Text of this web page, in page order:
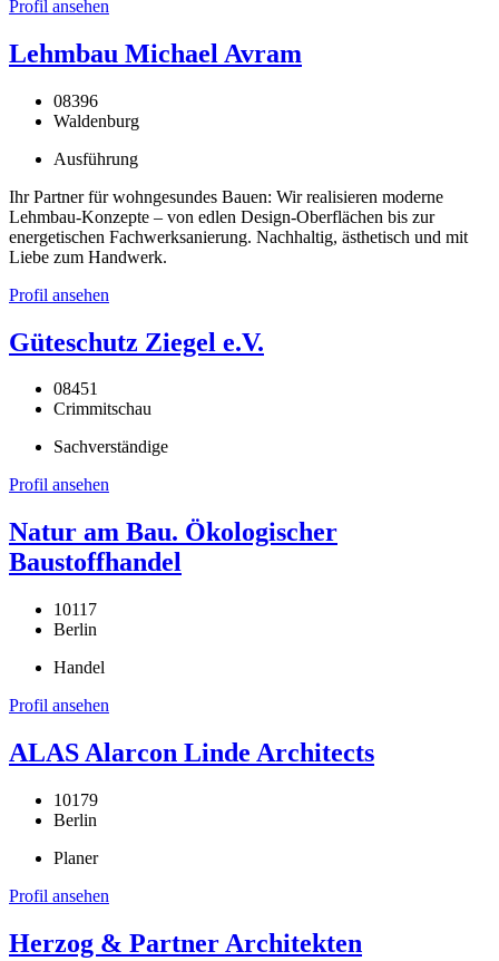
Profil ansehen
Lehmbau Michael Avram
08396
Waldenburg
Ausführung
Ihr Partner für wohngesundes Bauen: Wir realisieren moderne
Lehmbau-Konzepte – von edlen Design-Oberflächen bis zur
energetischen Fachwerksanierung. Nachhaltig, ästhetisch und mit
Liebe zum Handwerk.
Profil ansehen
Güteschutz Ziegel e.V.
08451
Crimmitschau
Sachverständige
Profil ansehen
Natur am Bau. Ökologischer
Baustoffhandel
10117
Berlin
Handel
Profil ansehen
ALAS Alarcon Linde Architects
10179
Berlin
Planer
Profil ansehen
Herzog & Partner Architekten